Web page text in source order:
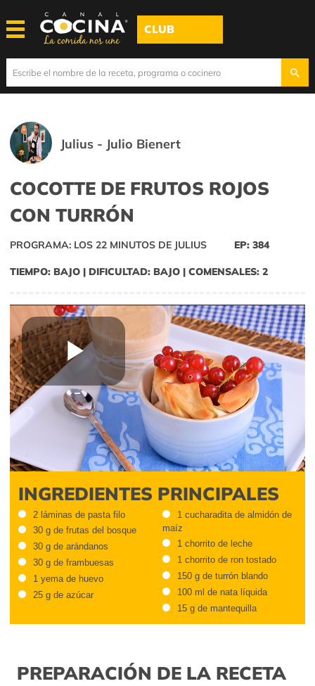
CLUB
Julius - Julio Bienert
COCOTTE DE FRUTOS ROJOS
CON TURRÓN
PROGRAMA: LOS 22 MINUTOS DE JULIUS EP: 384
TIEMPO: BAJO | DIFICULTAD: BAJO | COMENSALES: 2
Play
Video
INGREDIENTES PRINCIPALES
2 láminas de pasta filo
30 g de frutas del bosque
30 g de arándanos
30 g de frambuesas
1 yema de huevo
25 g de azúcar
1 cucharadita de almidón de
maíz
1 chorrito de leche
1 chorrito de ron tostado
150 g de turrón blando
100 ml de nata líquida
15 g de mantequilla
PREPARACIÓN DE LA RECETA